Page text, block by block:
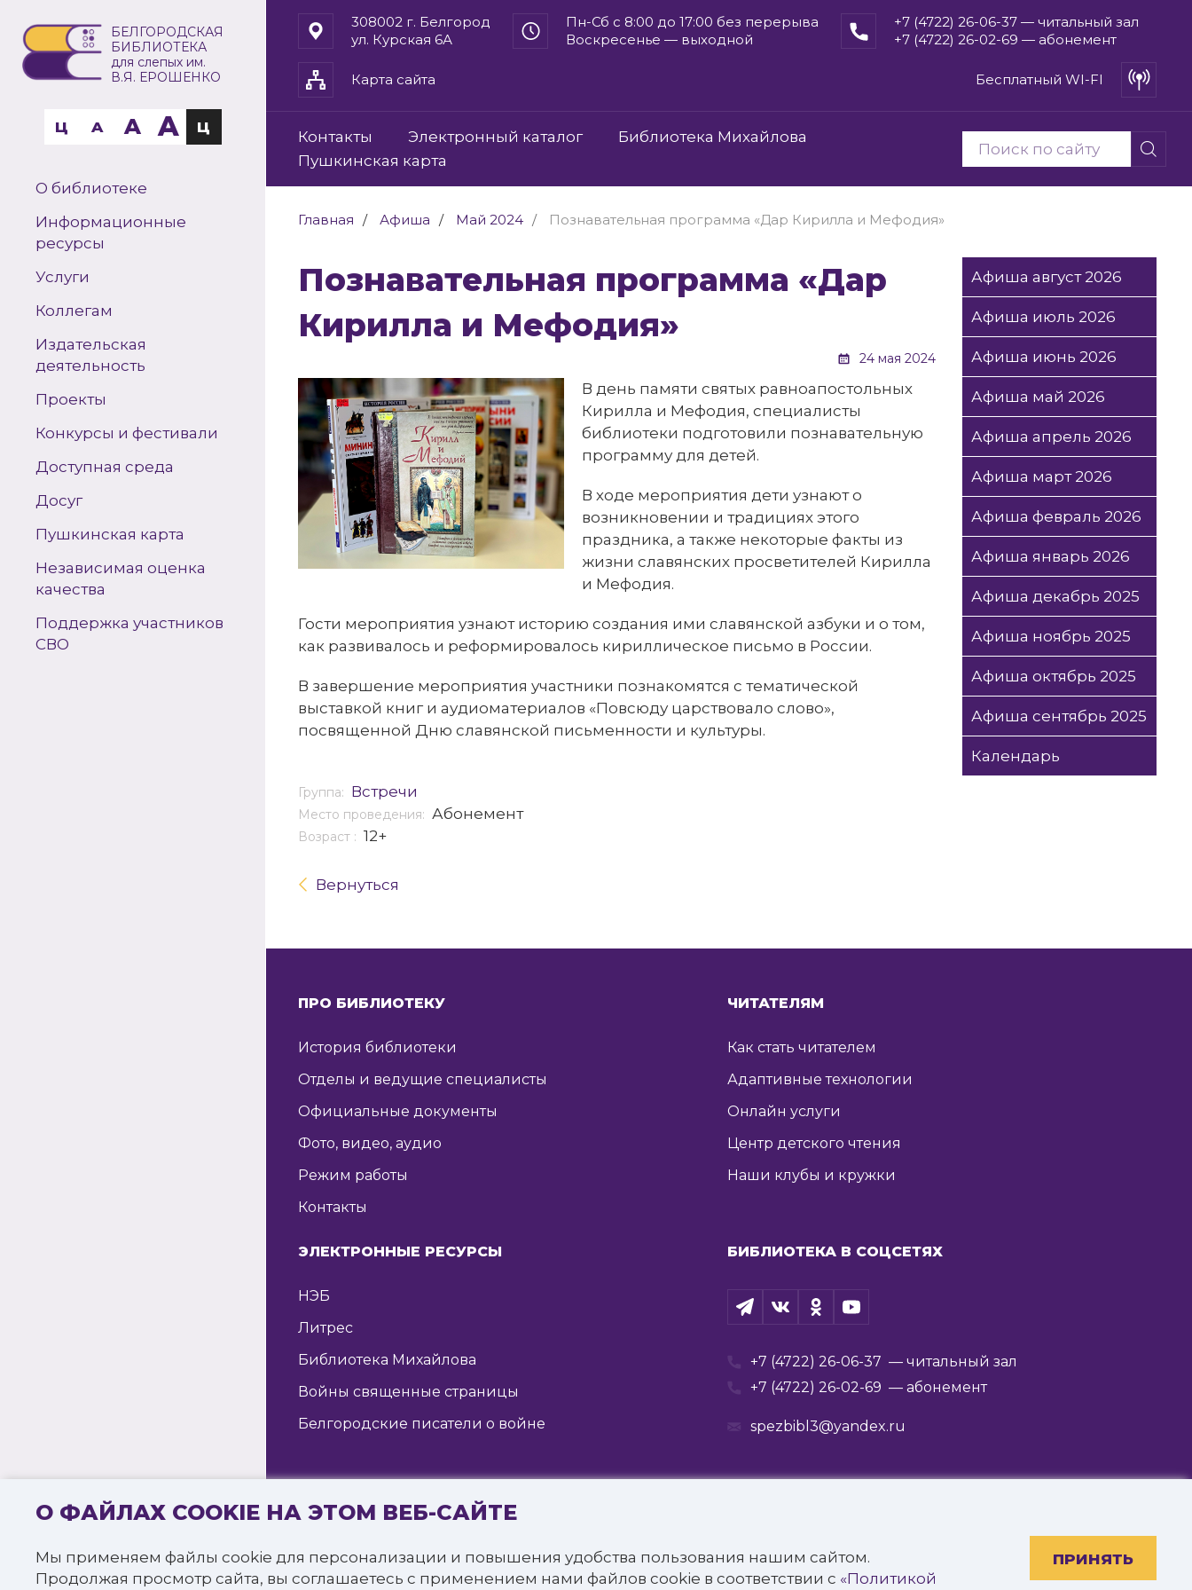
О ФАЙЛАХ COOKIE НА ЭТОМ ВЕБ-САЙТЕ
Мы применяем файлы cookie для персонализации и повышения удобства пользования нашим сайтом.
Продолжая просмотр сайта, вы соглашаетесь с применением нами файлов cookie в соответствии с «Политикой
ПРИНЯТЬ
БЕЛГОРОДСКАЯ
БИБЛИОТЕКА
для слепых им.
В.Я. ЕРОШЕНКО
Ц A A A Ц
О библиотеке
Информационные
ресурсы
Услуги
Коллегам
Издательская
деятельность
Проекты
Конкурсы и фестивали
Доступная среда
Досуг
Пушкинская карта
Независимая оценка
качества
Поддержка участников
СВО
308002 г. Белгород
ул. Курская 6А
Пн-Сб с 8:00 до 17:00 без перерыва
Воскресенье — выходной
+7 (4722) 26-06-37 — читальный зал
+7 (4722) 26-02-69 — абонемент
Карта сайта Бесплатный WI-FI
Контакты Электронный каталог
Библиотека Михайлова
Пушкинская карта
Главная Афиша Май 2024 Познавательная программа «Дар Кирилла и Мефодия»
Познавательная программа «Дар
Кирилла и Мефодия»
24 мая 2024
В день памяти святых равноапостольных
Кирилла и Мефодия, специалисты
библиотеки подготовили познавательную
программу для детей.
В ходе мероприятия дети узнают о
возникновении и традициях этого
праздника, а также некоторые факты из
жизни славянских просветителей Кирилла
и Мефодия.
Гости мероприятия узнают историю создания ими славянской азбуки и о том,
как развивалось и реформировалось кириллическое письмо в России.
В завершение мероприятия участники познакомятся с тематической
выставкой книг и аудиоматериалов «Повсюду царствовало слово»,
посвященной Дню славянской письменности и культуры.
Группа: Встречи
Место проведения: Абонемент
Возраст : 12+
Вернуться
Афиша август 2026
Афиша июль 2026
Афиша июнь 2026
Афиша май 2026
Афиша апрель 2026
Афиша март 2026
Афиша февраль 2026
Афиша январь 2026
Афиша декабрь 2025
Афиша ноябрь 2025
Афиша октябрь 2025
Афиша сентябрь 2025
Календарь
ПРО БИБЛИОТЕКУ
История библиотеки
Отделы и ведущие специалисты
Официальные документы
Фото, видео, аудио
Режим работы
Контакты
ЧИТАТЕЛЯМ
Как стать читателем
Адаптивные технологии
Онлайн услуги
Центр детского чтения
Наши клубы и кружки
ЭЛЕКТРОННЫЕ РЕСУРСЫ
НЭБ
Литрес
Библиотека Михайлова
Войны священные страницы
Белгородские писатели о войне
БИБЛИОТЕКА В СОЦСЕТЯХ
+7 (4722) 26-06-37 — читальный зал
+7 (4722) 26-02-69 — абонемент
spezbibl3@yandex.ru
© 2016—2022 Государственное бюджетное учреждение культуры
Все права защищены.
Политика конфиденциальности